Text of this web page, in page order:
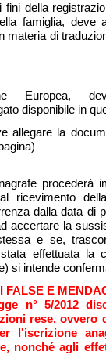
della
famiglia, deve
materia di
Europea,
disponibile in
allegare la
procederà
ricevimento
dalla data di
accertare la
e se,
effettuata la
si intende
FALSE E
n° 5/2012
rese, ovvero
l'iscrizione
nonché agli